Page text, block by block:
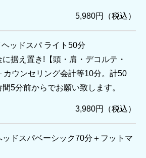
5,980円（税込）
ヘッドスパ ライト50分
据え置き!【頭・肩・デコルテ・
カウンセリング会計等10分。計50
5分前からでお願い致します。
3,980円（税込）
ッドスパベーシック70分＋フットマ